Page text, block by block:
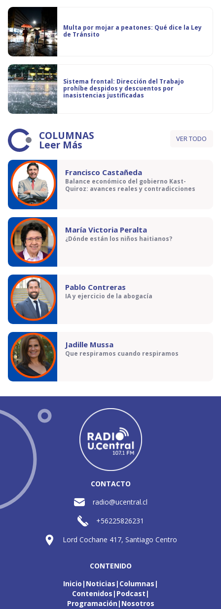
Multa por mojar a peatones: Qué dice la Ley
de Tránsito
Sistema frontal: Dirección del Trabajo
prohíbe despidos y descuentos por
inasistencias justificadas
COLUMNAS
Leer Más VER TODO
Francisco Castañeda
Balance económico del gobierno Kast-
Quiroz: avances reales y contradicciones
María Victoria Peralta
¿Dónde están los niños haitianos?
Pablo Contreras
IA y ejercicio de la abogacía
Jadille Mussa
Que respiramos cuando respiramos
CONTACTO
radio@ucentral.cl
+56225826231
Lord Cochane 417, Santiago Centro
CONTENIDO
Inicio Noticias Columnas
Contenidos Podcast
Programación Nosotros